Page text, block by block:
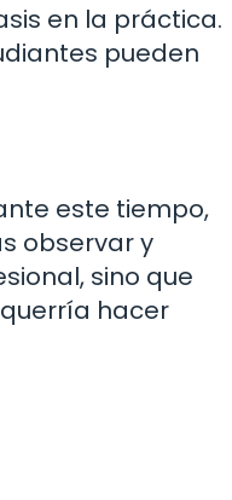
en la práctica.
pueden
este tiempo,
observar y
sino que
hacer